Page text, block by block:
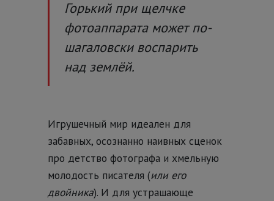
Горький при щелчке
фотоаппарата может по-
шагаловски воспарить
над землёй.
Игрушечный мир идеален для
забавных, осознанно наивных сценок
про детство фотографа и хмельную
молодость писателя (или его
двойника). И для устрашающе